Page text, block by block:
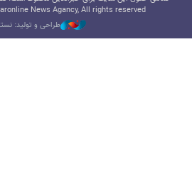
News Agancy, All rights reserved
طراحی و تولید: